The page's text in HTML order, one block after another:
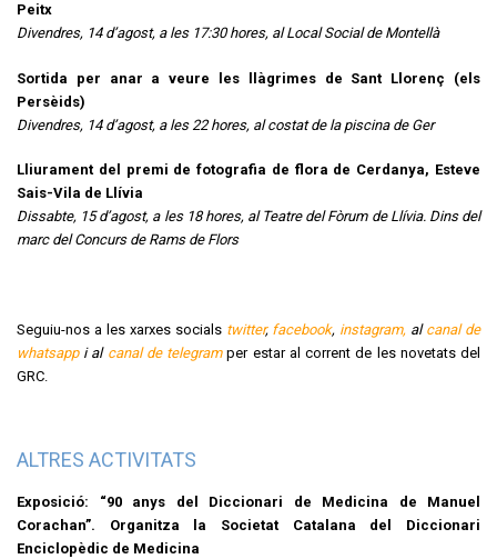
Peitx
Divendres, 14 d’agost, a les 17:30 hores, al Local Social de Montellà
Sortida per anar a veure les llàgrimes de Sant Llorenç (els
Persèids)
Divendres, 14 d’agost, a les 22 hores, al costat de la piscina de Ger
Lliurament del premi de fotografia de flora de Cerdanya, Esteve
Sais-Vila de Llívia
Dissabte, 15 d’agost, a les 18 hores, al Teatre del Fòrum de Llívia. Dins del
marc del Concurs de Rams de Flors
Seguiu-nos a les xarxes socials twitter, facebook, instagram, al canal de
whatsappi al canal de telegramper estar al corrent de les novetats del
GRC.
ALTRES ACTIVITATS
Exposició: “90 anys del Diccionari de Medicina de Manuel
Corachan”. Organitza la Societat Catalana del Diccionari
Enciclopèdic de Medicina